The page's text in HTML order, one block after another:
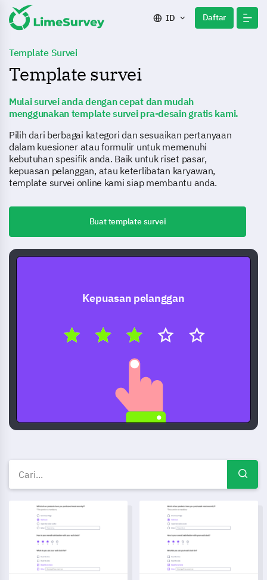
ID Daftar
Template Survei
Template survei
Mulai survei anda dengan cepat dan mudah
menggunakan template survei pra-desain gratis kami.
Pilih dari berbagai kategori dan sesuaikan pertanyaan
dalam kuesioner atau formulir untuk memenuhi
kebutuhan spesifik anda. Baik untuk riset pasar,
kepuasan pelanggan, atau keterlibatan karyawan,
template survei online kami siap membantu anda.
Buat template survei
Kepuasan pelanggan
Template survei gratis —
Template Daftar Periksa Penerimaan Karyawan
Template Daftar Periksa